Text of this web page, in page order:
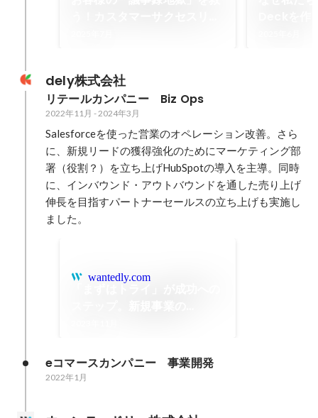
dely株式会社
リテールカンパニー　Biz Ops
2022年11月 - 2024年3月
Salesforceを使った営業のオペレーション改善。さら
に、新規リードの獲得強化のためにマーケティング部
署（役割？）を立ち上げHubSpotの導入を主導。同時
に、インバウンド・アウトバウンドを通した売り上げ
伸長を目指すパートナーセールスの立ち上げも実施し
ました。
wantedly.com
eコマースカンパニー　事業開発
2022年1月